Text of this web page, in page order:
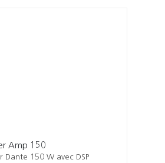
Amp 150
Dante 150 W avec DSP